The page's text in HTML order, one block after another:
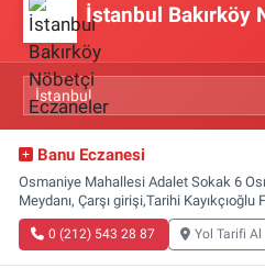
İstanbul Bakırköy
Banu Eczanesi
Osmaniye Mahallesi Adalet Sokak 6
Meydanı, Çarşı girişi,Tarihi Kayıkçıoğlu
0 (212) 543 28 87 Yol Tarifi Al